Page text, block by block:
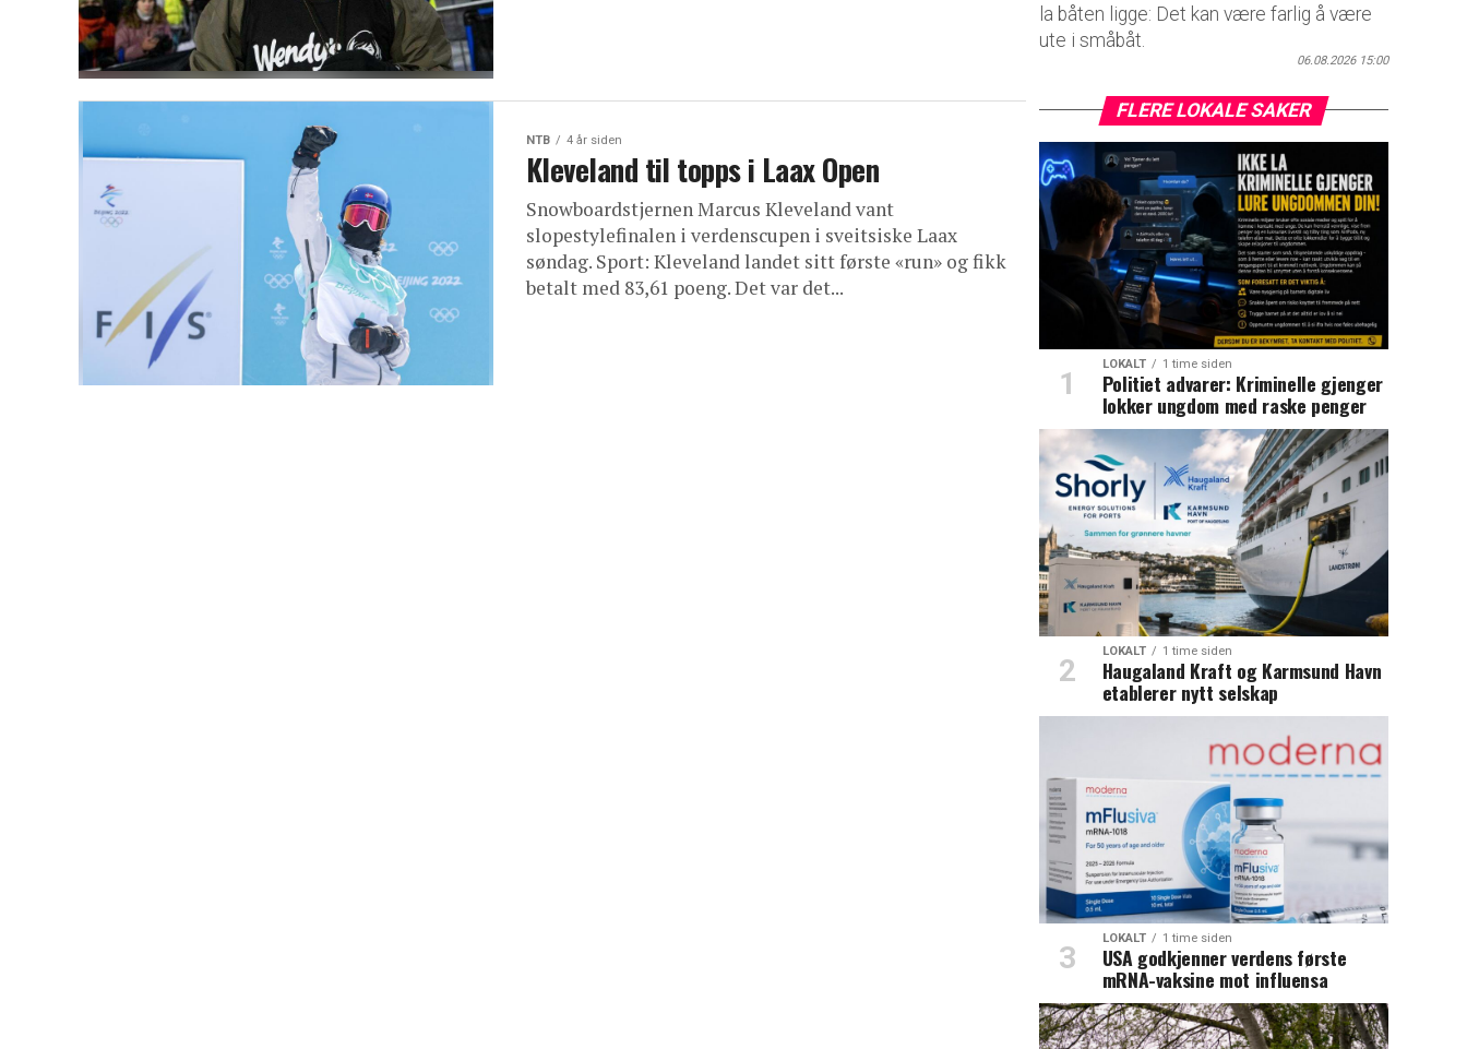
NTB 4 år siden
Kleveland til topps i Laax Open
Snowboardstjernen Marcus Kleveland vant
slopestylefinalen i verdenscupen i sveitsiske Laax
søndag. Sport: Kleveland landet sitt første «run» og fikk
betalt med 83,61 poeng. Det var det...
la båten ligge: Det kan være farlig å være
ute i småbåt.
06.08.2026 15:00
FLERE LOKALE SAKER
LOKALT 1 time siden
Politiet advarer: Kriminelle gjenger
lokker ungdom med raske penger
LOKALT 1 time siden
Haugaland Kraft og Karmsund Havn
etablerer nytt selskap
LOKALT 1 time siden
USA godkjenner verdens første
mRNA-vaksine mot influensa